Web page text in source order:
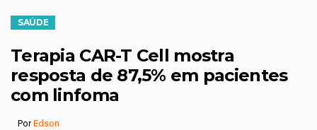
SAÚDE
Terapia CAR-T Cell mostra
resposta de 87,5% em pacientes
com linfoma
PorEdson